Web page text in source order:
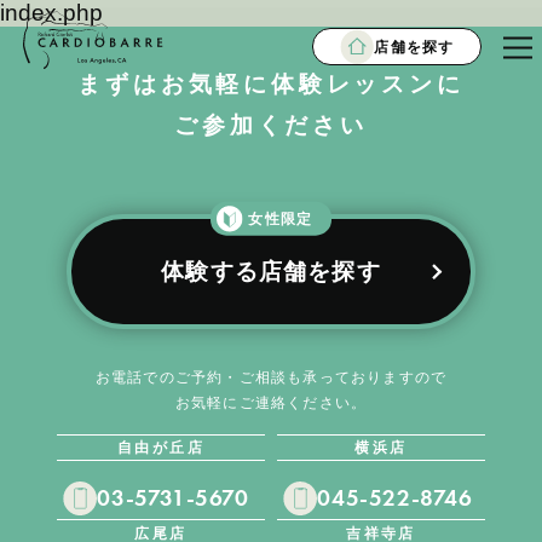
店舗を探す
index.php
まずはお気軽に体験レッスンに
ご参加ください
女性限定
体験する店舗を探す
お電話でのご予約・ご相談も承っておりますので
お気軽にご連絡ください。
自由が丘店
03-5731-5670
横浜店
045-522-8746
広尾店 吉祥寺店